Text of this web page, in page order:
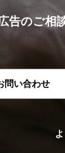
告のご相
問い合わせ